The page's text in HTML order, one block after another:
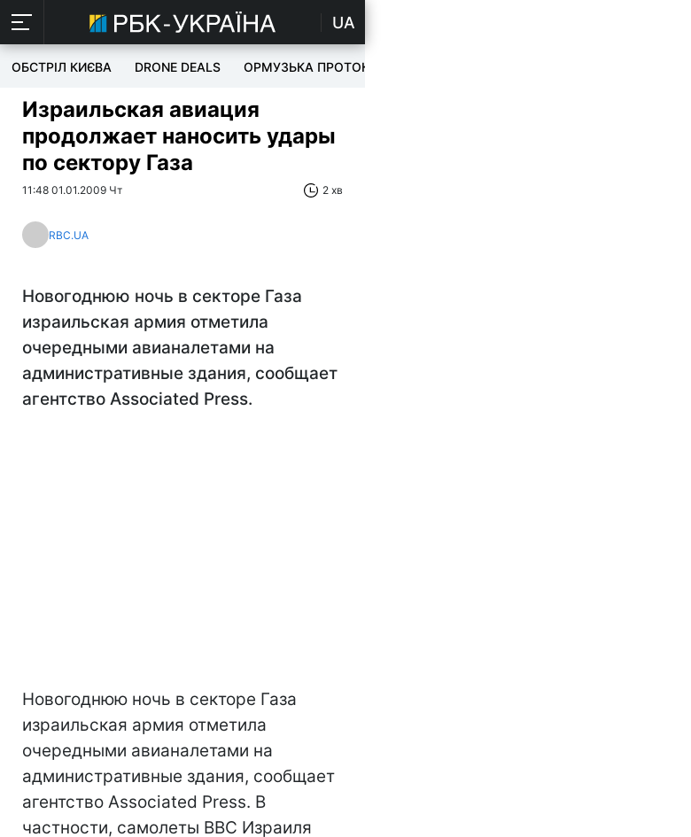
UA
ОБСТРІЛ КИЄВА DRONE DEALS ОРМУЗЬКА ПРОТОКА
Израильская авиация
продолжает наносить удары
по сектору Газа
11:48 01.01.2009 Чт 2 хв
RBC.UA
Новогоднюю ночь в секторе Газа
израильская армия отметила
очередными авианалетами на
административные здания, сообщает
агентство Associated Press.
Новогоднюю ночь в секторе Газа
израильская армия отметила
очередными авианалетами на
административные здания, сообщает
агентство Associated Press. В
частности, самолеты ВВС Израиля